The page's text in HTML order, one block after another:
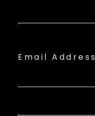
Email Address